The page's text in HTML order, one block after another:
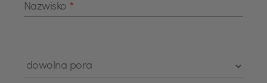
Nazwisko *